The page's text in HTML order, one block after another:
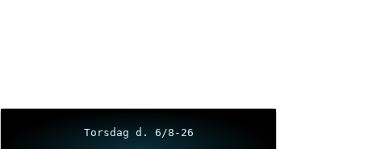
Torsdag d. 6/8-26